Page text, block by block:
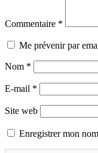
Commentaire *
Me prévenir par
Nom *
E-mail *
Site web
Enregistrer mon